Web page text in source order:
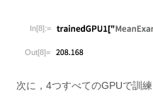
In[8]:=
Out[8]=
次に，4つすべてのGPUで訓